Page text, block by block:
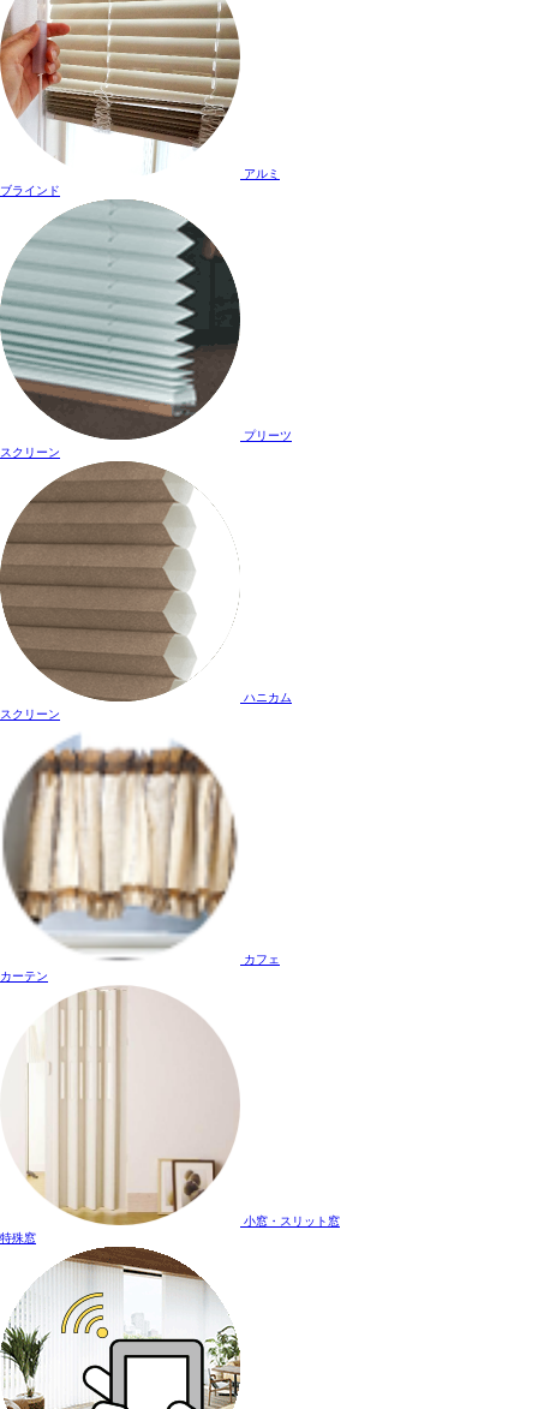
アルミ
ブラインド
プリーツ
スクリーン
ハニカム
スクリーン
カフェ
カーテン
小窓・スリット窓
特殊窓